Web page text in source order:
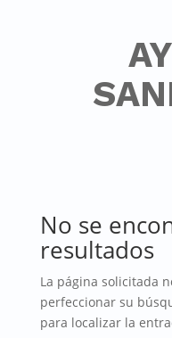
No se
resultados
La página solicitada
perfeccionar su
para localizar la